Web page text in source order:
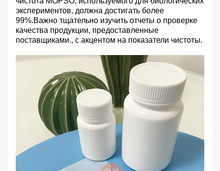
экспериментов, должна достигать более
99%.Важно тщательно изучить отчеты о проверке
качества продукции, предоставленные
поставщиками., с акцентом на показатели чистоты.